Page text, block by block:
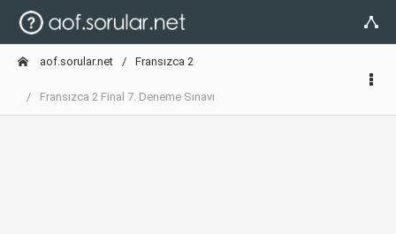
aof.sorular.net Fransızca 2
Fransızca 2 Final 7. Deneme Sınavı